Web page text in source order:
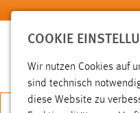
Zum Hauptinhalt springen
JETZT
COOKIE
Wir nutzen Cookies auf
sind technisch
diese Website zu